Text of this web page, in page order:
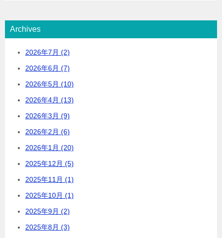
Archives
2026年7月 (2)
2026年6月 (7)
2026年5月 (10)
2026年4月 (13)
2026年3月 (9)
2026年2月 (6)
2026年1月 (20)
2025年12月 (5)
2025年11月 (1)
2025年10月 (1)
2025年9月 (2)
2025年8月 (3)